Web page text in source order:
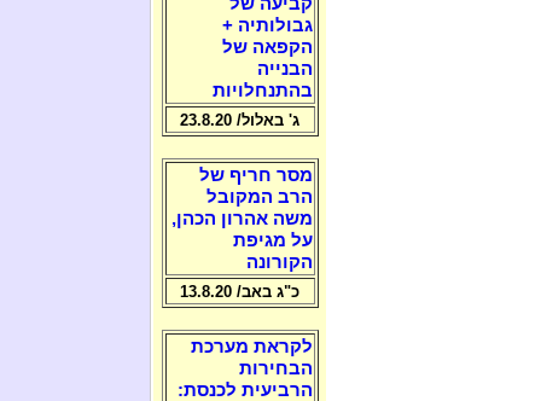
גבולותיה +
הקפאה של
הבנייה
בהתנחלויות
ג' באלול/ 23.8.20
מסר חריף של
הרב המקובל
משה אהרון הכהן,
על מגיפת
הקורונה
כ"ג באב/ 13.8.20
לקראת מערכת
הבחירות
הרביעית לכנסת: